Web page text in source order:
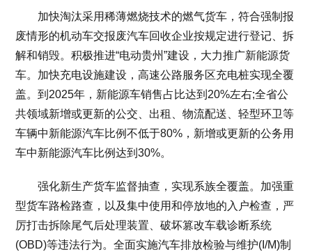
加快淘汰采用稀薄燃烧技术的燃气货车，符合强制报
废情形的机动车交报废汽车回收企业按规定进行登记、拆
解和销毁。积极推进“电动贵州”建设，大力推广新能源货
车。加快充电设施建设，高速公路服务区充电桩实现全覆
盖。到2025年，新能源车销售占比达到20%左右;全省公
共领域新增或更新的公交、出租、物流配送、轻型环卫等
车辆中新能源汽车比例不低于80%，新增或更新的公务用
车中新能源汽车比例达到30%。
强化新生产货车监督抽查，实现系族全覆盖。加强重
型货车路检路查，以及集中使用和停放地的入户检查，严
厉打击拆除尾气后处理装置、破坏篡改车载诊断系统
(OBD)等违法行为。全面实施汽车排放检验与维护(I/M)制